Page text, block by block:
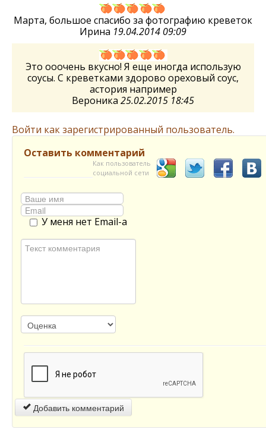
Марта, большое спасибо за фотографию креветок
Ирина 19.04.2014 09:09
Это ооочень вкусно! Я еще иногда использую
соусы. С креветками здорово ореховый соус,
астория например
Вероника 25.02.2015 18:45
Войти как зарегистрированный пользователь.
Оставить комментарий
Как пользователь
социальной сети
У меня нет Email-а
Добавить комментарий